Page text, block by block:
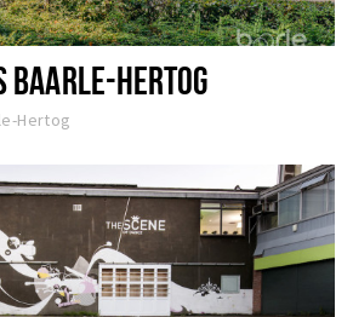
BAARLE-HERTOG
Hertog